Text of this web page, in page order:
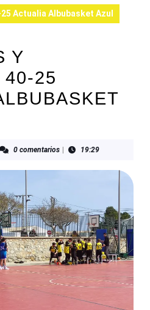
Actualia Albubasket Azul
Y
40-25
0 comentarios 19:29